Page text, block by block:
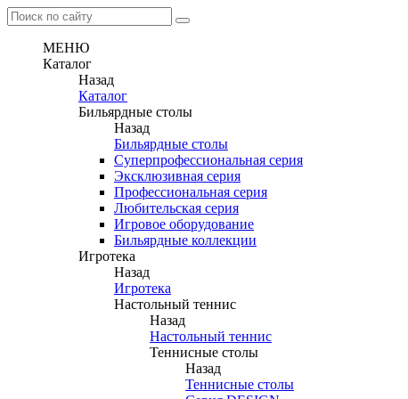
МЕНЮ
Каталог
Назад
Каталог
Бильярдные столы
Назад
Бильярдные столы
Суперпрофессиональная серия
Эксклюзивная серия
Профессиональная серия
Любительская серия
Игровое оборудование
Бильярдные коллекции
Игротека
Назад
Игротека
Настольный теннис
Назад
Настольный теннис
Теннисные столы
Назад
Теннисные столы